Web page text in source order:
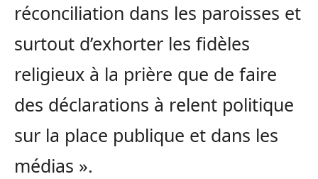
réconciliation dans les paroisses et
surtout d’exhorter les fidèles
religieux à la prière que de faire
des déclarations à relent politique
sur la place publique et dans les
médias ».